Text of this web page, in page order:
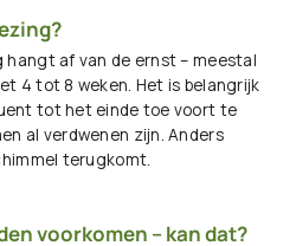
hangt af van de ernst – meestal
4 tot 8 weken. Het is belangrijk
tot het einde toe voort te
al verdwenen zijn. Anders
terugkomt.
voorkomen – kan dat?